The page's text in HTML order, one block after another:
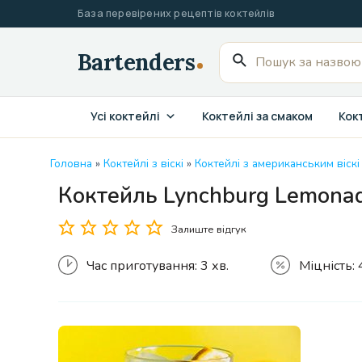
до
База перевірених рецептів коктейлів
Пошук
для:
Усі коктейлі Коктейлі за смаком
Головна » Коктейлі з віскі » Коктейлі з американським віскі
Коктейль Lynchburg
Залиште відгук
Час приготування: 3 хв. Міцність: